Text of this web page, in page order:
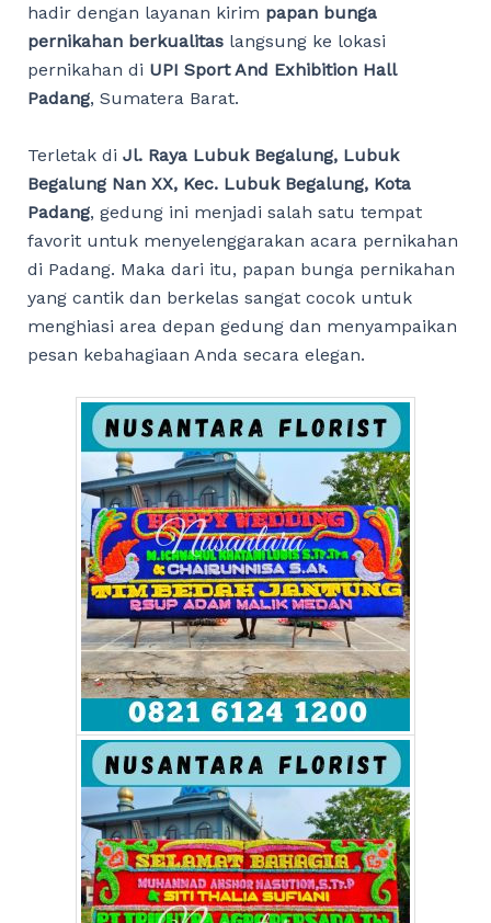
hadir dengan layanan kirim papan bunga
pernikahan berkualitaslangsung ke lokasi
pernikahan di UPI Sport And Exhibition Hall
Padang, Sumatera Barat.
Terletak di Jl. Raya Lubuk Begalung, Lubuk
Begalung Nan XX, Kec. Lubuk Begalung, Kota
Padang, gedung ini menjadi salah satu tempat
favorit untuk menyelenggarakan acara pernikahan
di Padang. Maka dari itu, papan bunga pernikahan
yang cantik dan berkelas sangat cocok untuk
menghiasi area depan gedung dan menyampaikan
pesan kebahagiaan Anda secara elegan.